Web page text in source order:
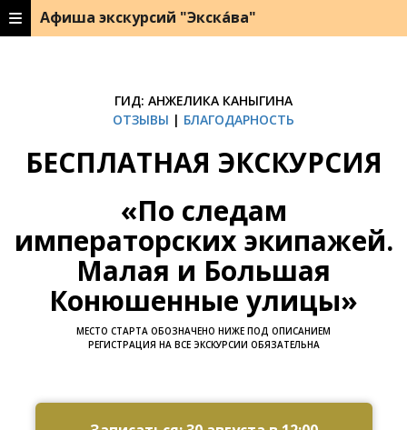
Афиша экскурсий "Экска́ва"
ГИД: АНЖЕЛИКА КАНЫГИНА
ОТЗЫВЫ | БЛАГОДАРНОСТЬ
БЕСПЛАТНАЯ ЭКСКУРСИЯ
«По следам
императорских экипажей.
Малая и Большая
Конюшенные улицы»
МЕСТО СТАРТА ОБОЗНАЧЕНО НИЖЕ ПОД ОПИСАНИЕМ
РЕГИСТРАЦИЯ НА ВСЕ ЭКСКУРСИИ ОБЯЗАТЕЛЬНА
Ссылка на это место страницы:#zapis